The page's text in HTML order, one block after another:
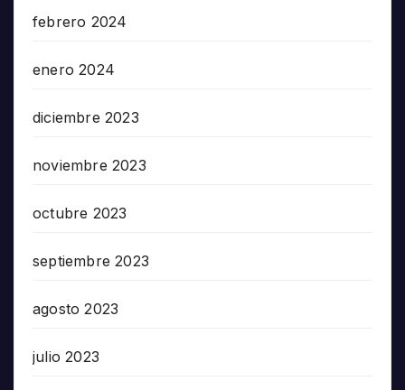
febrero 2024
enero 2024
diciembre 2023
noviembre 2023
octubre 2023
septiembre 2023
agosto 2023
julio 2023